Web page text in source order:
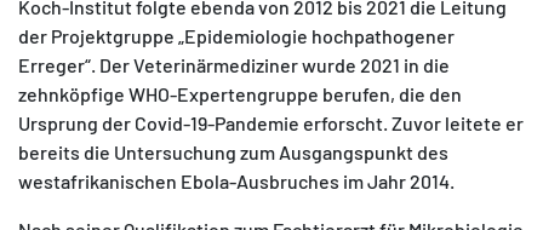
Koch-Institut folgte ebenda von 2012 bis 2021 die Leitung
der Projektgruppe „Epidemiologie hochpathogener
Erreger“. Der Veterinärmediziner wurde 2021 in die
zehnköpfige WHO-Expertengruppe berufen, die den
Ursprung der Covid-19-Pandemie erforscht. Zuvor leitete er
bereits die Untersuchung zum Ausgangspunkt des
westafrikanischen Ebola-Ausbruches im Jahr 2014.